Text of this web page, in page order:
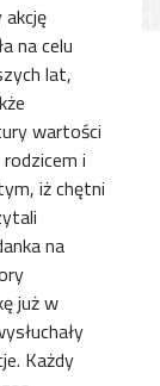
akcję
na celu
lat,
wartości
i
iż chętni
na
już w
Każdy